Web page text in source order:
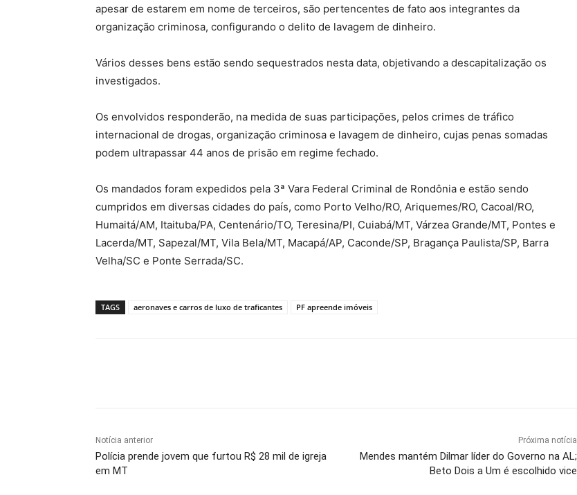
apesar de estarem em nome de terceiros, são pertencentes de fato aos integrantes da
organização criminosa, configurando o delito de lavagem de dinheiro.
Vários desses bens estão sendo sequestrados nesta data, objetivando a descapitalização os
investigados.
Os envolvidos responderão, na medida de suas participações, pelos crimes de tráfico
internacional de drogas, organização criminosa e lavagem de dinheiro, cujas penas somadas
podem ultrapassar 44 anos de prisão em regime fechado.
Os mandados foram expedidos pela 3ª Vara Federal Criminal de Rondônia e estão sendo
cumpridos em diversas cidades do país, como Porto Velho/RO, Ariquemes/RO, Cacoal/RO,
Humaitá/AM, Itaituba/PA, Centenário/TO, Teresina/PI, Cuiabá/MT, Várzea Grande/MT, Pontes e
Lacerda/MT, Sapezal/MT, Vila Bela/MT, Macapá/AP, Caconde/SP, Bragança Paulista/SP, Barra
Velha/SC e Ponte Serrada/SC.
TAGS aeronaves e carros de luxo de traficantes PF apreende imóveis
Notícia anterior
Polícia prende jovem que furtou R$ 28 mil de igreja
em MT
Próxima notícia
Mendes mantém Dilmar líder do Governo na AL;
Beto Dois a Um é escolhido vice